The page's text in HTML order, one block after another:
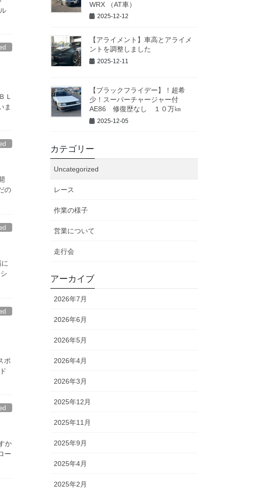
Ｌ
ま
の
ポ
か
ー
WRX （AT車）
2025-12-12
【アライメント】車高とアライメ
ントを調整しました
2025-12-11
【ブラックフライデー】！超希
少！スーパーチャージャー付
AE86 修復歴なし １０万㎞
2025-12-05
カテゴリー
Uncategorized
レース
作業の様子
営業について
走行会
アーカイブ
2026年7月
2026年6月
2026年5月
2026年4月
2026年3月
2025年12月
2025年11月
2025年9月
2025年4月
2025年2月